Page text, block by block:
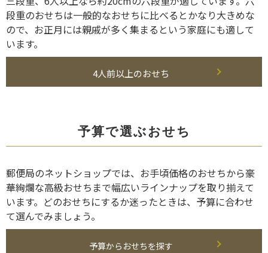
段重のおせちは一般的なおせちに比べるとかなり大きめな
ので、お正月には親戚が多く集まるという家庭にも適して
います。
4人前以上のおせち
予算で選ぶおせち
郵便局のネットショップでは、お手頃価格のおせちから豪
華絢爛な高級おせちまで幅広いラインナップを取り揃えて
います。どのおせちにするか迷ったときは、予算に合わせ
て選んでみましょう。
予算からおせちを探す